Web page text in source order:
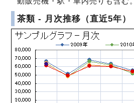
茶類 - 月次推移（直近5年）